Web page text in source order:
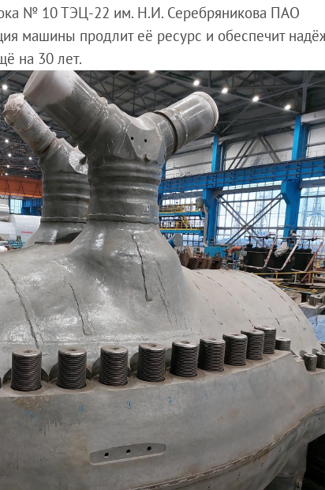
№ 10 ТЭЦ-22 им. Н.И. Серебряникова ПАО
машины продлит её ресурс и обеспечит
на 30 лет.